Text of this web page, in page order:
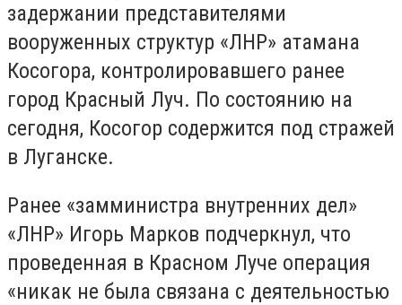
задержании представителями
вооруженных структур «ЛНР» атамана
Косогора, контролировавшего ранее
город Красный Луч. По состоянию на
сегодня, Косогор содержится под стражей
в Луганске.
Ранее «замминистра внутренних дел»
«ЛНР» Игорь Марков подчеркнул, что
проведенная в Красном Луче операция
«никак не была связана с деятельностью